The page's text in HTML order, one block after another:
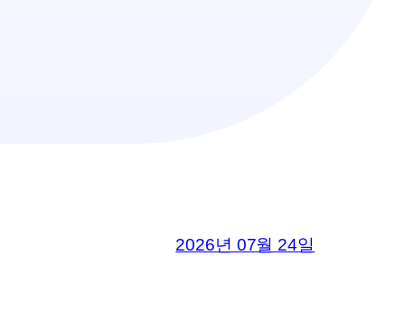
2026년 07월 24일